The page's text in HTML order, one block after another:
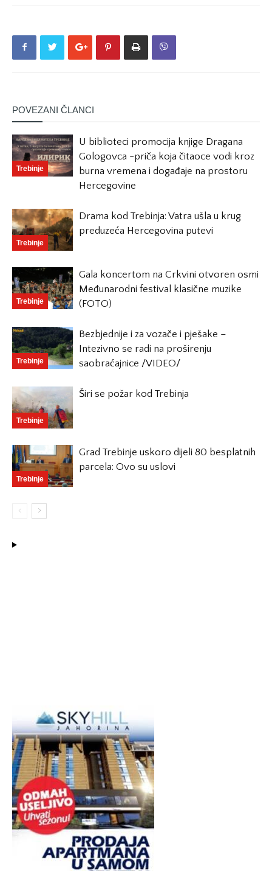
POVEZANI ČLANCI
Trebinje
U biblioteci promocija knjige Dragana
Gologovca -priča koja čitaoce vodi kroz
burna vremena i događaje na prostoru
Hercegovine
Trebinje
Drama kod Trebinja: Vatra ušla u krug
preduzeća Hercegovina putevi
Trebinje
Gala koncertom na Crkvini otvoren osmi
Međunarodni festival klasične muzike
(FOTO)
Trebinje
Bezbjednije i za vozače i pješake –
Intezivno se radi na proširenju
saobraćajnice /VIDEO/
Trebinje
Širi se požar kod Trebinja
Trebinje
Grad Trebinje uskoro dijeli 80 besplatnih
parcela: Ovo su uslovi